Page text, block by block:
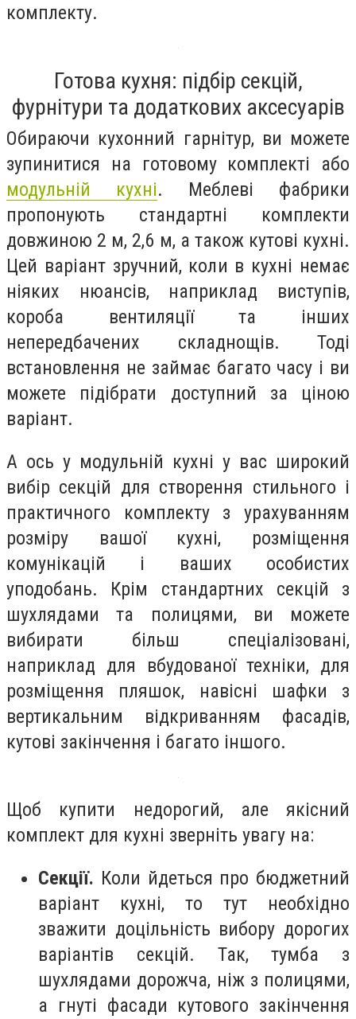
комплекту.
Готова кухня: підбір секцій,
фурнітури та додаткових аксесуарів
Обираючи кухонний гарнітур, ви можете
зупинитися на готовому комплекті або
модульній кухні. Меблеві фабрики
пропонують стандартні комплекти
довжиною 2 м, 2,6 м, а також кутові кухні.
Цей варіант зручний, коли в кухні немає
ніяких нюансів, наприклад виступів,
короба вентиляції та інших
непередбачених складнощів. Тоді
встановлення не займає багато часу і ви
можете підібрати доступний за ціною
варіант.
А ось у модульній кухні у вас широкий
вибір секцій для створення стильного і
практичного комплекту з урахуванням
розміру вашої кухні, розміщення
комунікацій і ваших особистих
уподобань. Крім стандартних секцій з
шухлядами та полицями, ви можете
вибирати більш спеціалізовані,
наприклад для вбудованої техніки, для
розміщення пляшок, навісні шафки з
вертикальним відкриванням фасадів,
кутові закінчення і багато іншого.
Щоб купити недорогий, але якісний
комплект для кухні зверніть увагу на:
Секції. Коли йдеться про бюджетний
варіант кухні, то тут необхідно
зважити доцільність вибору дорогих
варіантів секцій. Так, тумба з
шухлядами дорожча, ніж з полицями,
а гнуті фасади кутового закінчення